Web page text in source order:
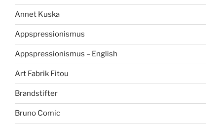
Annet Kuska
Appspressionismus
Appspressionismus – English
Art Fabrik Fitou
Brandstifter
Bruno Comic